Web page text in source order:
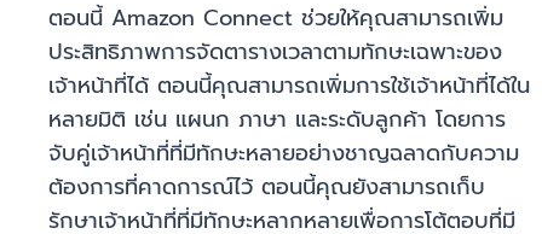
ตอนนี้ Amazon Connect ช่วยให้คุณสามารถเพิ่ม
ประสิทธิภาพการจัดตารางเวลาตามทักษะเฉพาะของ
เจ้าหน้าที่ได้ ตอนนี้คุณสามารถเพิ่มการใช้เจ้าหน้าที่ได้ใน
หลายมิติ เช่น แผนก ภาษา และระดับลูกค้า โดยการ
จับคู่เจ้าหน้าที่ที่มีทักษะหลายอย่างชาญฉลาดกับความ
ต้องการที่คาดการณ์ไว้ ตอนนี้คุณยังสามารถเก็บ
รักษาเจ้าหน้าที่ที่มีทักษะหลากหลายเพื่อการโต้ตอบที่มี